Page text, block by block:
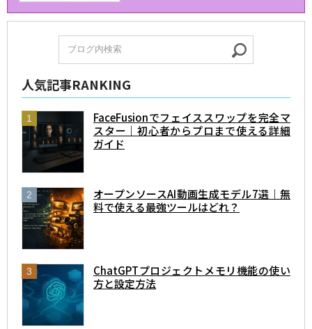
人気記事RANKING
FaceFusionでフェイススワップを完全マ
スター｜初心者からプロまで使える詳細
ガイド
オープンソースAI動画生成モデル7選｜無
料で使える最強ツールはどれ？
ChatGPTプロジェクトメモリ機能の使い
方と設定方法